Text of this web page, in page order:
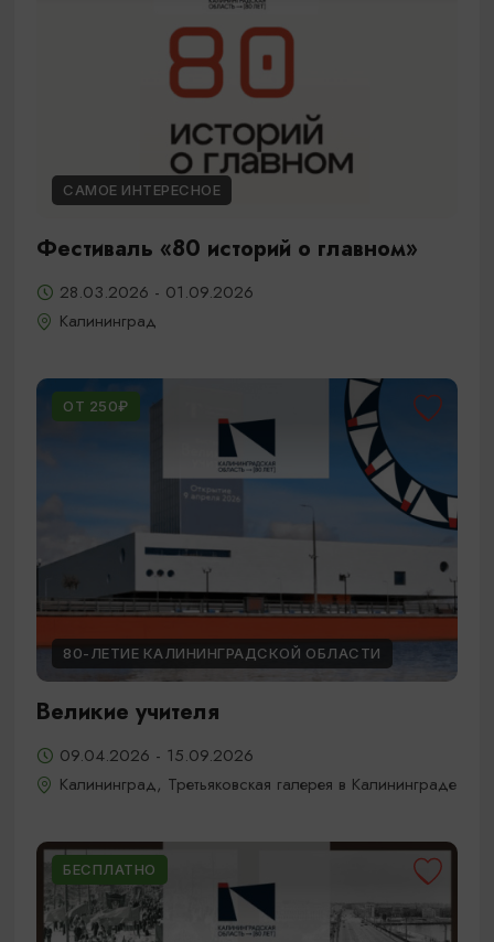
САМОЕ ИНТЕРЕСНОЕ
Фестиваль «80 историй о главном»
28.03.2026 - 01.09.2026
Калининград
ОТ 250₽
80-ЛЕТИЕ КАЛИНИНГРАДСКОЙ ОБЛАСТИ
Великие учителя
09.04.2026 - 15.09.2026
Калининград, Третьяковская галерея в Калининграде
БЕСПЛАТНО